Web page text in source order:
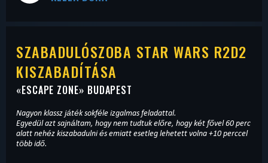
SZABADULÓSZOBA STAR WARS R2D2
KISZABADÍTÁSA
«ESCAPE ZONE» BUDAPEST
Nagyon klassz játék sokféle izgalmas feladattal.
Egyedül azt sajnáltam, hogy nem tudtuk előre, hogy két fővel 60 perc
alatt nehéz kiszabadulni és emiatt esetleg lehetett volna +10 perccel
több idő.